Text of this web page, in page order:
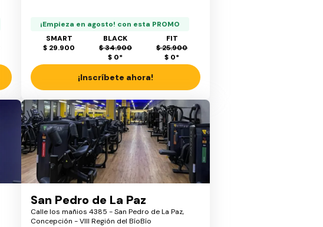
¡Empieza en agosto! con esta PROMO
SMART
$ 29.900
BLACK
$ 34.900
$ 0*
FIT
$ 25.900
$ 0*
¡Inscríbete ahora!
San Pedro de La Paz
Calle los mañios 4385 - San Pedro de La Paz,
Concepción - VIII Región del BíoBío